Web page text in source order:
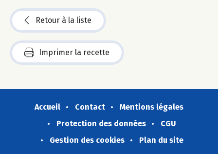
Retour à la liste
Imprimer la recette
Accueil Contact
Mentions légales
Protection des données
CGU
Gestion des cookies
Plan du site